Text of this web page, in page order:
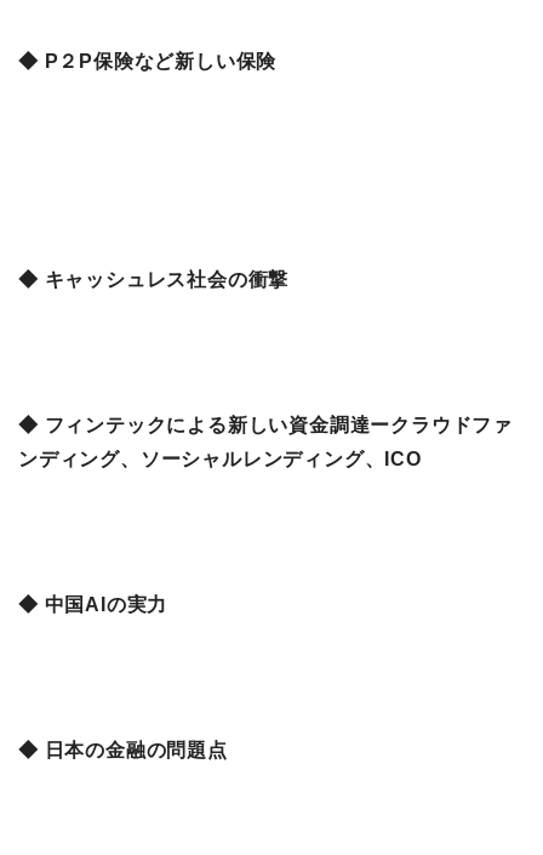
◆ P２P保険など新しい保険
◆ キャッシュレス社会の衝撃
◆ フィンテックによる新しい資金調達ークラウドファ
ンディング、ソーシャルレンディング、ICO
◆ 中国AIの実力
◆ 日本の金融の問題点